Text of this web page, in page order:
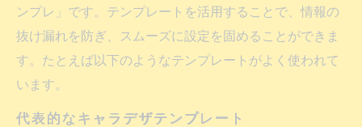
ンプレ」です。テンプレートを活用することで、情報の
抜け漏れを防ぎ、スムーズに設定を固めることができま
す。たとえば以下のようなテンプレートがよく使われて
います。
代表的なキャラデザテンプレート